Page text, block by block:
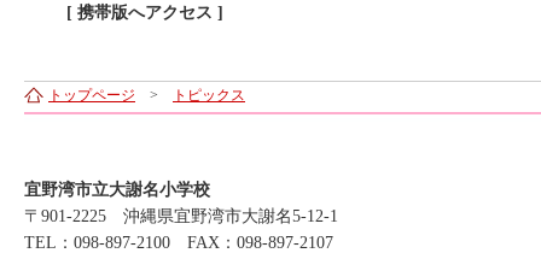
[ 携帯版へアクセス ]
トップページ > トピックス
宜野湾市立大謝名小学校
〒901-2225 沖縄県宜野湾市大謝名5-12-1
TEL：098-897-2100 FAX：098-897-2107